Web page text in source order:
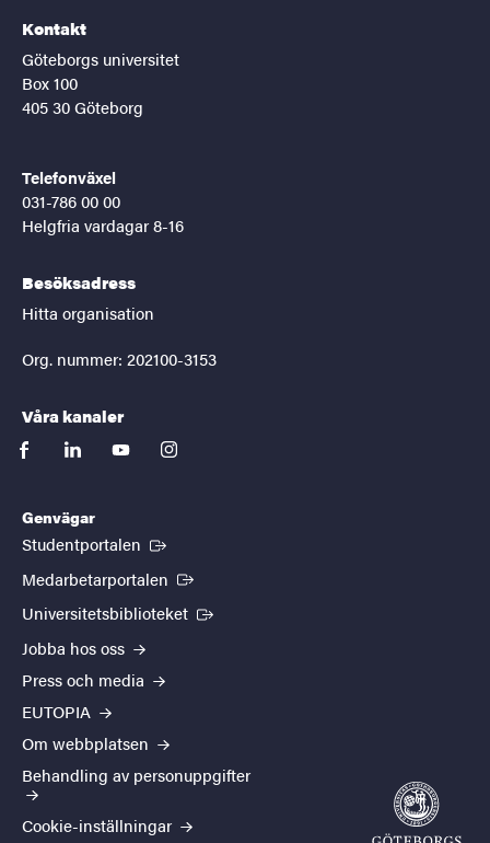
Kontakt
Göteborgs universitet
Box 100
405 30 Göteborg
Telefonväxel
031-786 00 00
Helgfria vardagar 8-16
Besöksadress
Hitta organisation
Org. nummer: 202100-3153
Våra kanaler
facebooklinkedinyoutubeinstagram
Genvägar
Studentportalen (Extern länk)
Medarbetarportalen (Extern länk)
Universitetsbiblioteket (Extern länk)
Jobba hos oss
Press och media
EUTOPIA
Om webbplatsen
Behandling av personuppgifter
Cookie-inställningar